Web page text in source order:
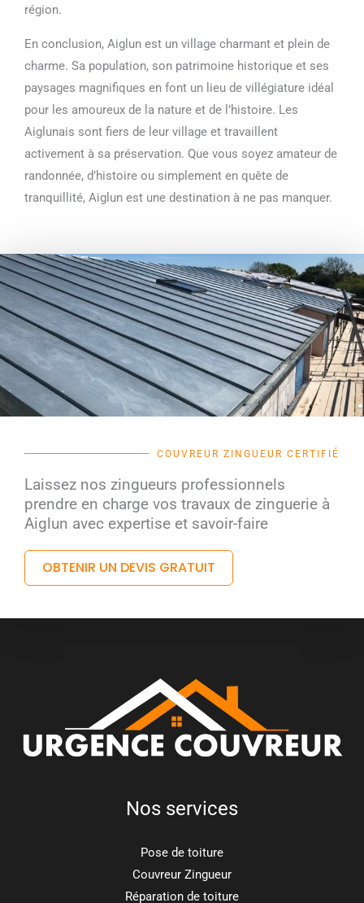
région.
En conclusion, Aiglun est un village charmant et plein de
charme. Sa population, son patrimoine historique et ses
paysages magnifiques en font un lieu de villégiature idéal
pour les amoureux de la nature et de l’histoire. Les
Aiglunais sont fiers de leur village et travaillent
activement à sa préservation. Que vous soyez amateur de
randonnée, d’histoire ou simplement en quête de
tranquillité, Aiglun est une destination à ne pas manquer.
COUVREUR ZINGUEUR CERTIFIÉ
Laissez nos zingueurs professionnels
prendre en charge vos travaux de zinguerie à
Aiglun avec expertise et savoir-faire
OBTENIR UN DEVIS GRATUIT
Nos services
Pose de toiture
Couvreur Zingueur
Réparation de toiture